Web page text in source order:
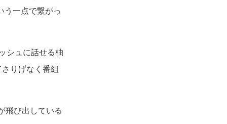
う一点で繋がっ
シュに話せる柚
りげなく番組
飛び出している